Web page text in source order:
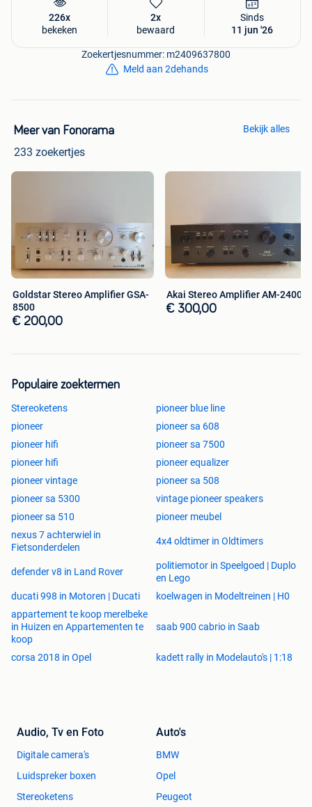
226x
bekeken
2x
bewaard
Sinds
11 jun '26
Zoekertjesnummer: m2409637800
Meld aan 2dehands
Meer van Fonorama
233 zoekertjes
Bekijk alles
Goldstar Stereo Amplifier GSA-
8500
€ 200,00
Akai Stereo Amplifier AM-2400
€ 300,00
Populaire zoektermen
Stereoketens
pioneer blue line
pioneer
pioneer sa 608
pioneer hifi
pioneer sa 7500
pioneer hifi
pioneer equalizer
pioneer vintage
pioneer sa 508
pioneer sa 5300
vintage pioneer speakers
pioneer sa 510
pioneer meubel
nexus 7 achterwiel in
Fietsonderdelen
4x4 oldtimer in Oldtimers
defender v8 in Land Rover
politiemotor in Speelgoed | Duplo
en Lego
ducati 998 in Motoren | Ducati
koelwagen in Modeltreinen | H0
appartement te koop merelbeke
in Huizen en Appartementen te
koop
saab 900 cabrio in Saab
corsa 2018 in Opel kadett rally in Modelauto's | 1:18
Audio, Tv en Foto
Digitale camera's
Luidspreker boxen
Stereoketens
Auto's
BMW
Opel
Peugeot